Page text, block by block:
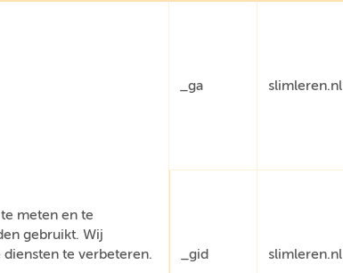
meten en te
gebruikt. Wij
te verbeteren.
_ga slimleren.nl
_gid slimleren.nl